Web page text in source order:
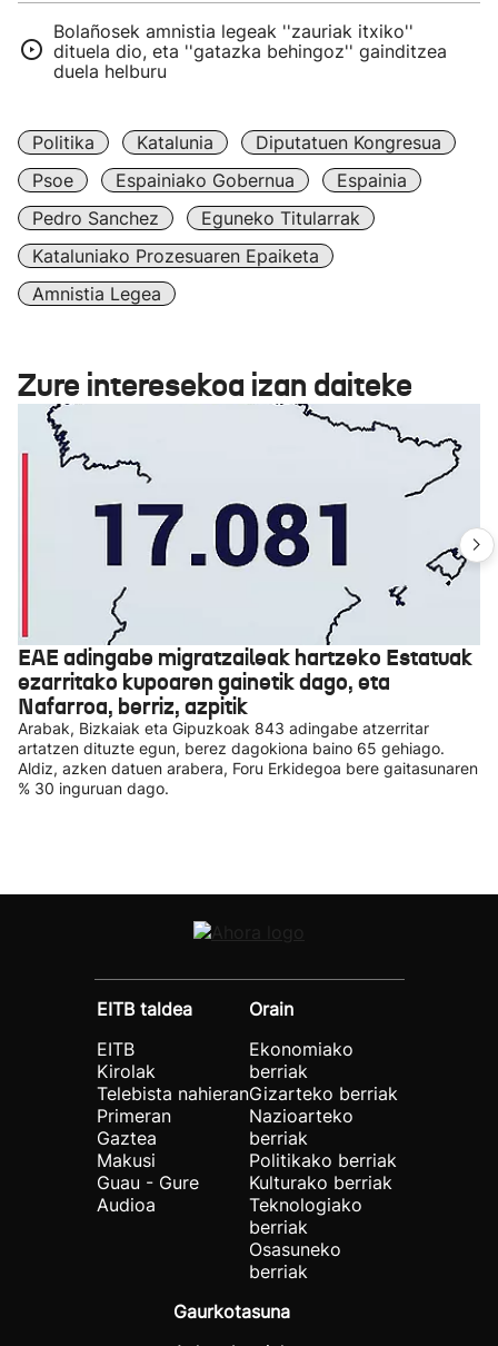
Bolañosek amnistia legeak ''zauriak itxiko''
dituela dio, eta ''gatazka behingoz'' gainditzea
duela helburu
Politika Katalunia
Diputatuen Kongresua
Psoe
Espainiako Gobernua
Espainia
Pedro Sanchez
Eguneko Titularrak
Kataluniako Prozesuaren Epaiketa
Amnistia Legea
Zure interesekoa izan daiteke
EAE adingabe migratzaileak hartzeko Estatuak
ezarritako kupoaren gainetik dago, eta
Nafarroa, berriz, azpitik
Arabak, Bizkaiak eta Gipuzkoak 843 adingabe atzerritar
artatzen dituzte egun, berez dagokiona baino 65 gehiago.
Aldiz, azken datuen arabera, Foru Erkidegoa bere gaitasunaren
% 30 inguruan dago.
EITB taldea
EITB
Kirolak
Telebista nahieran
Primeran
Gaztea
Makusi
Guau - Gure
Audioa
Orain
Ekonomiako
berriak
Gizarteko berriak
Nazioarteko
berriak
Politikako berriak
Kulturako berriak
Teknologiako
berriak
Osasuneko
berriak
Gaurkotasuna